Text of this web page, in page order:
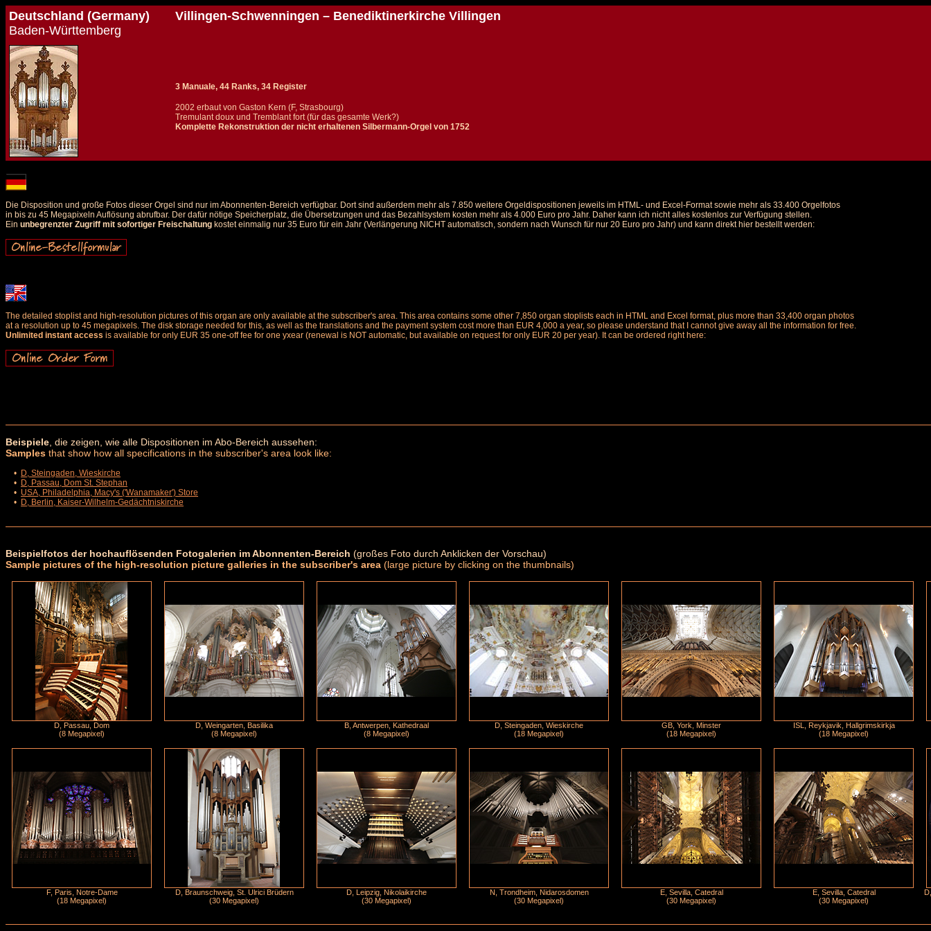
Deutschland (Germany)
Baden-Württemberg
Villingen-Schwenningen – Benediktinerkirche Villingen
3 Manuale, 44 Ranks, 34 Register
2002 erbaut von Gaston Kern (F, Strasbourg)
Tremulant doux und Tremblant fort (für das gesamte Werk?)
Komplette Rekonstruktion der nicht erhaltenen Silbermann-Orgel von 1752
Die Disposition und große Fotos dieser Orgel sind nur im Abonnenten-Bereich verfügbar. Dort sind außerdem mehr als 7.850 weitere Orgeldispositionen jeweils im HTML- und Excel-Format sowie mehr als 33.400 Orgelfotos
in bis zu 45 Megapixeln Auflösung abrufbar. Der dafür nötige Speicherplatz, die Übersetzungen und das Bezahlsystem kosten mehr als 4.000 Euro pro Jahr. Daher kann ich nicht alles kostenlos zur Verfügung stellen.
Ein unbegrenzter Zugriff mit sofortiger Freischaltung kostet einmalig nur 35 Euro für ein Jahr (Verlängerung NICHT automatisch, sondern nach Wunsch für nur 20 Euro pro Jahr) und kann direkt hier bestellt werden:
The detailed stoplist and high-resolution pictures of this organ are only available at the subscriber's area. This area contains some other 7,850 organ stoplists each in HTML and Excel format, plus more than 33,400 organ photos
at a resolution up to 45 megapixels. The disk storage needed for this, as well as the translations and the payment system cost more than EUR 4,000 a year, so please understand that I cannot give away all the information for free.
Unlimited instant access is available for only EUR 35 one-off fee for one yxear (renewal is NOT automatic, but available on request for only EUR 20 per year). It can be ordered right here:
Beispiele , die zeigen, wie alle Dispositionen im Abo-Bereich aussehen:
Samples that show how all specifications in the subscriber's area look like:
• D, Steingaden, Wieskirche
• D, Passau, Dom St. Stephan
• USA, Philadelphia, Macy's ('Wanamaker') Store
• D, Berlin, Kaiser-Wilhelm-Gedächtniskirche
Beispielfotos der hochauflösenden Fotogalerien im Abonnenten-Bereich (großes Foto durch Anklicken der Vorschau)
Sample pictures of the high-resolution picture galleries in the subscriber's area (large picture by clicking on the thumbnails)
D, Passau, Dom
(8 Megapixel)
D, Weingarten, Basilika
(8 Megapixel)
B, Antwerpen, Kathedraal
(8 Megapixel)
D, Steingaden, Wieskirche
(18 Megapixel)
GB, York, Minster
(18 Megapixel)
ISL, Reykjavik, Hallgrimskirkja
(18 Megapixel)
F, Paris, Notre-Dame
(18 Megapixel)
D, Braunschweig, St. Ulrici Brüdern
(30 Megapixel)
D, Leipzig, Nikolaikirche
(30 Megapixel)
N, Trondheim, Nidarosdomen
(30 Megapixel)
E, Sevilla, Catedral
(30 Megapixel)
E, Sevilla, Catedral
(30 Megapixel)